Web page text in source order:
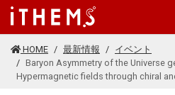
このページの本文に移動する
HOME 最新情報
イベント
Baryon Asymmetry of the Universe
Hypermagnetic fields through chiral